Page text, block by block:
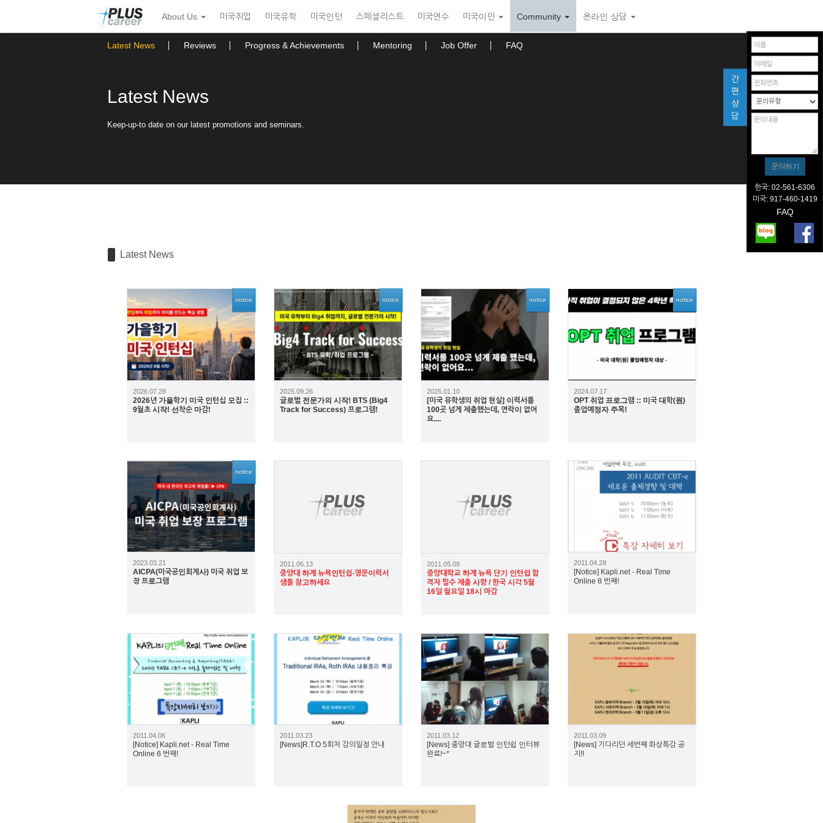
뉴
토
About Us 미국취업 미국유학 미국인턴 스페셜리스트 미국연수 미국이민 Community 온라인 상담
Latest News Reviews Progress & Achievements Mentoring Job Offer FAQ
Latest News
Keep-up-to date on our latest promotions and seminars.
Latest News
notice
68
2026.07.28
2026년 가을학기 미국 인턴십 모집 ::
9월초 시작! 선착순 마감!
notice
2349
2025.09.26
글로벌 전문가의 시작! BTS (Big4
Track for Success) 프로그램!
notice
1961
2025.01.10
[미국 유학생의 취업 현실] 이력서를
100곳 넘게 제출했는데, 연락이 없어
요....
notice
2734
2024.07.17
OPT 취업 프로그램 :: 미국 대학(원)
졸업예정자 주목!
notice
6557
2023.03.21
AICPA(미국공인회계사) 미국 취업 보
장 프로그램
2011.05.13
중앙대 하계 뉴욕인턴쉽-영문이력서
샘플 참고하세요
2011.05.09
중앙대학교 하계 뉴욕 단기 인턴쉽 합
격자 필수 제출 사항 / 한국 시각 5월
16일 월요일 18시 마감
2134
2011.04.28
[Notice] Kapli.net - Real Time
Online 8 번째!
2080
2011.04.06
[Notice] Kapli.net - Real Time
Online 6 번째!
2067
2011.03.23
[News]R.T.O 5회차 강의일정 안내
2842
2011.03.12
[News] 중앙대 글로벌 인턴쉽 인터뷰
완료!~*
2160
2011.03.09
[News] 기다리던 세번째 화상특강 공
지!!
간
편
상
담
한국: 02-561-6306
미국: 917-460-1419
FAQ